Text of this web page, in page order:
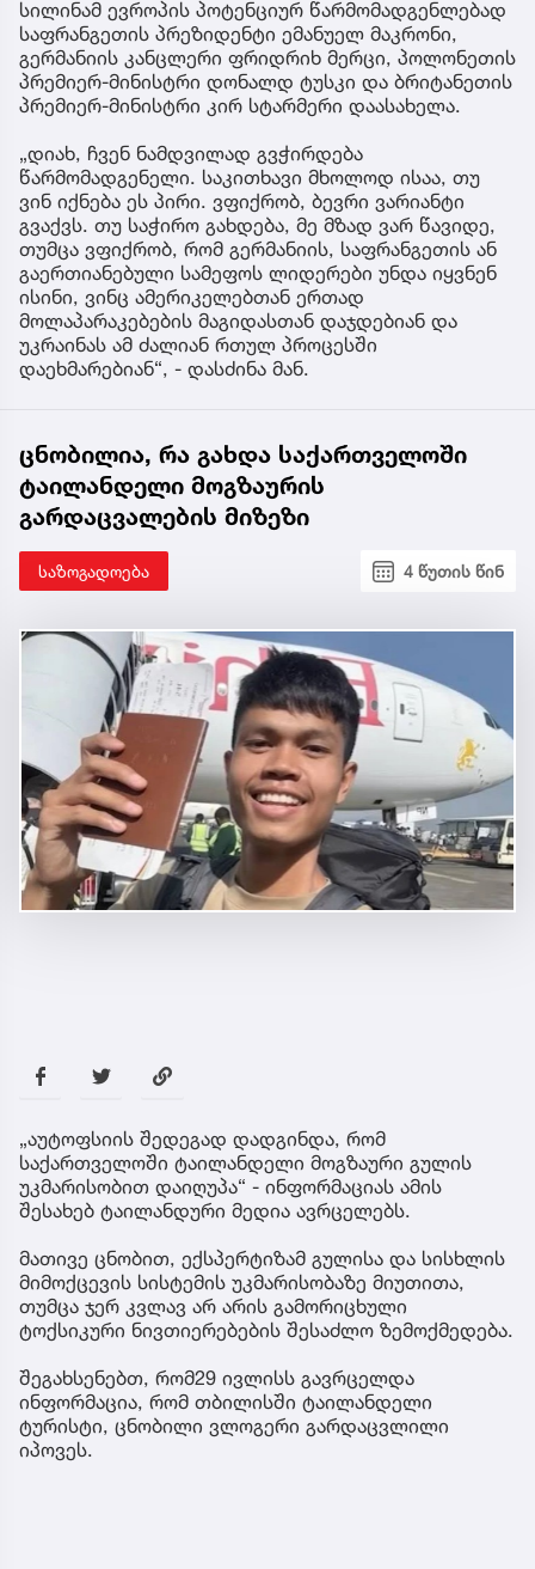
სილინამ ევროპის პოტენციურ წარმომადგენლებად
საფრანგეთის პრეზიდენტი ემანუელ მაკრონი,
გერმანიის კანცლერი ფრიდრიხ მერცი, პოლონეთის
პრემიერ-მინისტრი დონალდ ტუსკი და ბრიტანეთის
პრემიერ-მინისტრი კირ სტარმერი დაასახელა.
„დიახ, ჩვენ ნამდვილად გვჭირდება
წარმომადგენელი. საკითხავი მხოლოდ ისაა, თუ
ვინ იქნება ეს პირი. ვფიქრობ, ბევრი ვარიანტი
გვაქვს. თუ საჭირო გახდება, მე მზად ვარ წავიდე,
თუმცა ვფიქრობ, რომ გერმანიის, საფრანგეთის ან
გაერთიანებული სამეფოს ლიდერები უნდა იყვნენ
ისინი, ვინც ამერიკელებთან ერთად
მოლაპარაკებების მაგიდასთან დაჯდებიან და
უკრაინას ამ ძალიან რთულ პროცესში
დაეხმარებიან“, - დასძინა მან.
ცნობილია, რა გახდა საქართველოში
ტაილანდელი მოგზაურის
გარდაცვალების მიზეზი
საზოგადოება 4 წუთის წინ
„აუტოფსიის შედეგად დადგინდა, რომ
საქართველოში ტაილანდელი მოგზაური გულის
უკმარისობით დაიღუპა“ - ინფორმაციას ამის
შესახებ ტაილანდური მედია ავრცელებს.
მათივე ცნობით, ექსპერტიზამ გულისა და სისხლის
მიმოქცევის სისტემის უკმარისობაზე მიუთითა,
თუმცა ჯერ კვლავ არ არის გამორიცხული
ტოქსიკური ნივთიერებების შესაძლო ზემოქმედება.
შეგახსენებთ, რომ29 ივლისს გავრცელდა
ინფორმაცია, რომ თბილისში ტაილანდელი
ტურისტი, ცნობილი ვლოგერი გარდაცვლილი
იპოვეს.